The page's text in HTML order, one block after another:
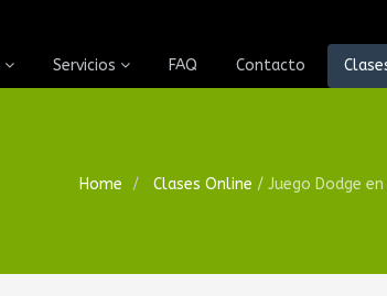
Servicios FAQ Contacto
Home Clases Online / Juego Dodge en Godot 3.2